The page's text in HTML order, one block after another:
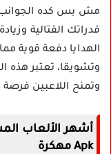
مش بس كده الجوانب
قدراتك القتالية
الهدايا دفعة قوية
وتشويقا، تعتبر هذه
وتمنح اللاعبين
Apk مهكرة